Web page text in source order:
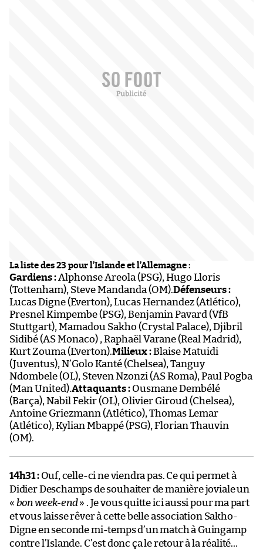
La liste des 23 pour l’Islande et l’Allemagne :
Gardiens :Alphonse Areola (PSG), Hugo Lloris
(Tottenham), Steve Mandanda (OM).Défenseurs :
Lucas Digne (Everton), Lucas Hernandez (Atlético),
Presnel Kimpembe (PSG), Benjamin Pavard (VfB
Stuttgart), Mamadou Sakho (Crystal Palace), Djibril
Sidibé (AS Monaco) , Raphaël Varane (Real Madrid),
Kurt Zouma (Everton).Milieux :Blaise Matuidi
(Juventus), N’Golo Kanté (Chelsea), Tanguy
Ndombele (OL), Steven Nzonzi (AS Roma), Paul Pogba
(Man United).Attaquants : Ousmane Dembélé
(Barça), Nabil Fekir (OL), Olivier Giroud (Chelsea),
Antoine Griezmann (Atlético), Thomas Lemar
(Atlético), Kylian Mbappé (PSG), Florian Thauvin
(OM).
14h31 :Ouf, celle-ci ne viendra pas. Ce qui permet à
Didier Deschamps de souhaiter de manière joviale un
« bon week-end» . Je vous quitte ici aussi pour ma part
et vous laisse rêver à cette belle association Sakho-
Digne en seconde mi-temps d’un match à Guingamp
contre l’Islande. C’est donc ça le retour à la réalité…